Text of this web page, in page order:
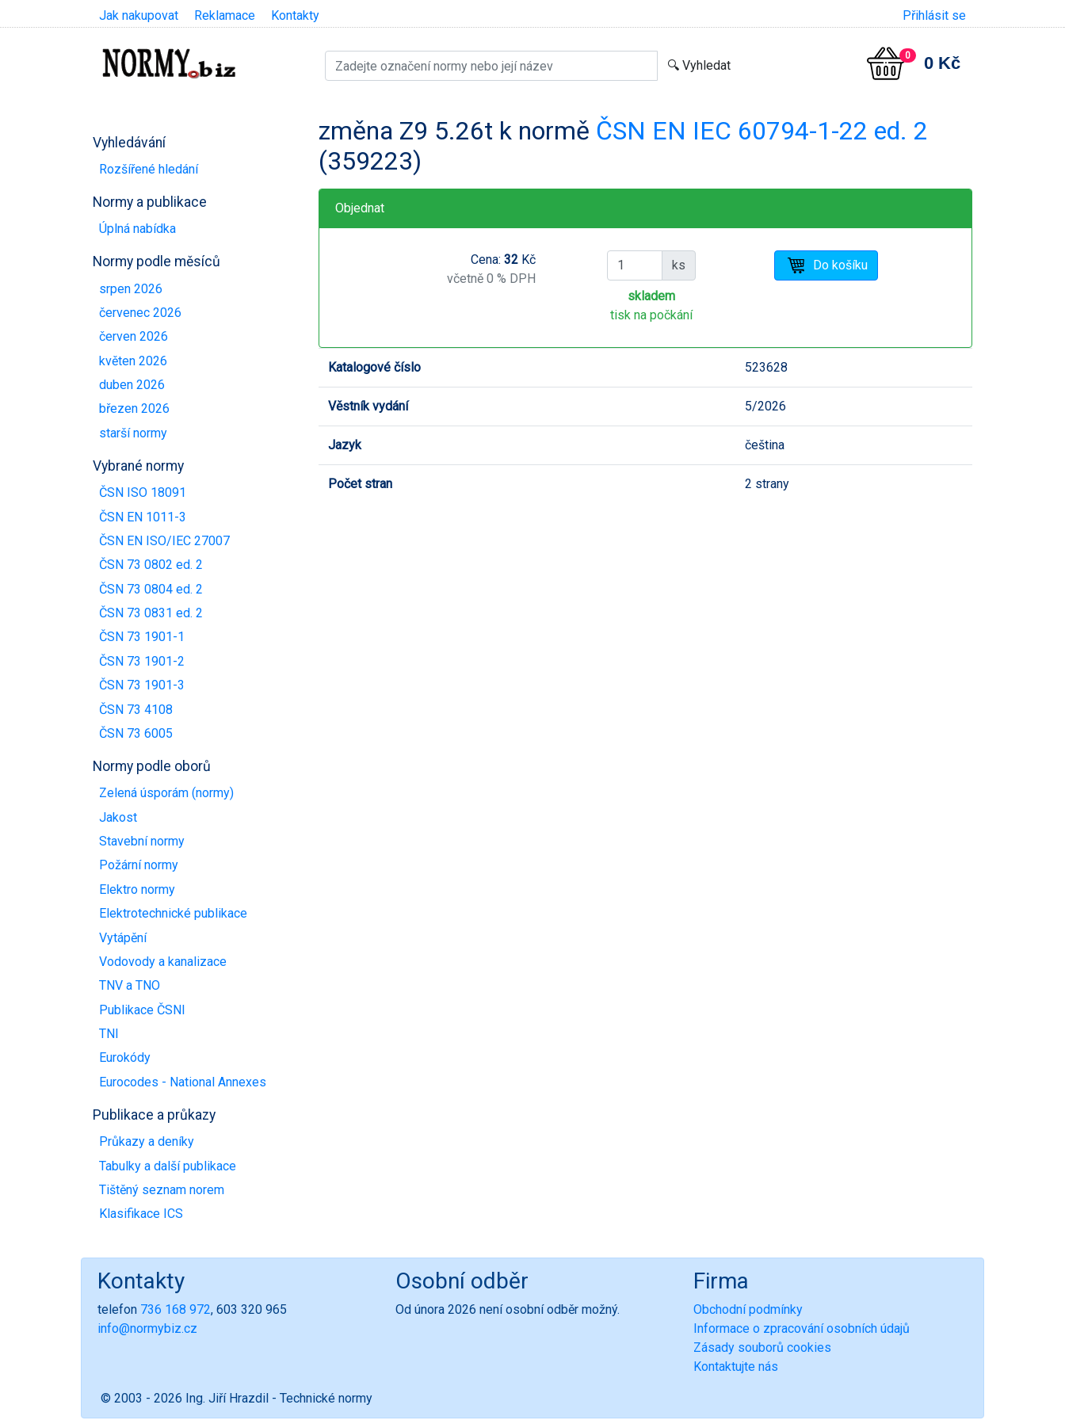
Jak nakupovat Reklamace Kontakty Přihlásit se
0 0 Kč
Vyhledávání
Rozšířené hledání
Normy a publikace
Úplná nabídka
Normy podle měsíců
srpen 2026
červenec 2026
červen 2026
květen 2026
duben 2026
březen 2026
starší normy
Vybrané normy
ČSN ISO 18091
ČSN EN 1011-3
ČSN EN ISO/IEC 27007
ČSN 73 0802 ed. 2
ČSN 73 0804 ed. 2
ČSN 73 0831 ed. 2
ČSN 73 1901-1
ČSN 73 1901-2
ČSN 73 1901-3
ČSN 73 4108
ČSN 73 6005
Normy podle oborů
Zelená úsporám (normy)
Jakost
Stavební normy
Požární normy
Elektro normy
Elektrotechnické publikace
Vytápění
Vodovody a kanalizace
TNV a TNO
Publikace ČSNI
TNI
Eurokódy
Eurocodes - National Annexes
Publikace a průkazy
Průkazy a deníky
Tabulky a další publikace
Tištěný seznam norem
Klasifikace ICS
změna Z9 5.26t k normě ČSN EN IEC 60794-1-22 ed. 2
(359223)
Objednat
Cena: 32Kč
včetně 0 % DPH
ks
skladem
tisk na počkání
Katalogové číslo 523628
Věstník vydání 5/2026
Jazyk čeština
Počet stran 2 strany
Kontakty
telefon 736 168 972, 603 320 965
info@normybiz.cz
Osobní odběr
Od února 2026 není osobní odběr možný.
Firma
Obchodní podmínky
Informace o zpracování osobních údajů
Zásady souborů cookies
Kontaktujte nás
© 2003 - 2026 Ing. Jiří Hrazdil - Technické normy